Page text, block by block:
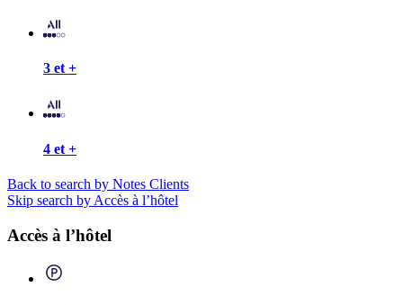
3 et +
4 et +
Back to search by Notes Clients
Skip search by Accès à l’hôtel
Accès à l’hôtel